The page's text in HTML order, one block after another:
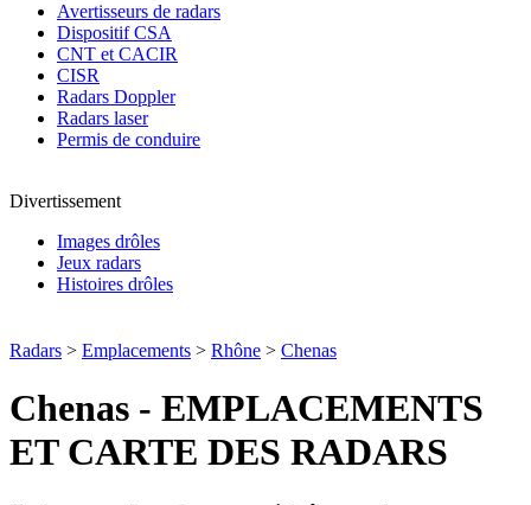
Avertisseurs de radars
Dispositif CSA
CNT et CACIR
CISR
Radars Doppler
Radars laser
Permis de conduire
Divertissement
Images drôles
Jeux radars
Histoires drôles
Radars > Emplacements > Rhône > Chenas
Chenas - EMPLACEMENTS
ET CARTE DES RADARS